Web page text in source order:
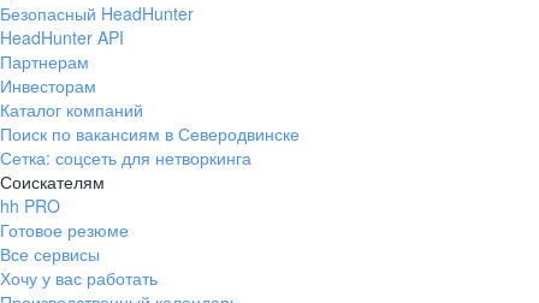
Безопасный HeadHunter
HeadHunter API
Партнерам
Инвесторам
Каталог компаний
Поиск по вакансиям в Северодвинске
Сетка: соцсеть для нетворкинга
Соискателям
hh PRO
Готовое резюме
Все сервисы
Хочу у вас работать